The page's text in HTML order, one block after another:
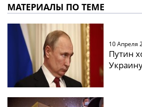
МАТЕРИАЛЫ ПО ТЕМЕ
10 Апреля
Путин